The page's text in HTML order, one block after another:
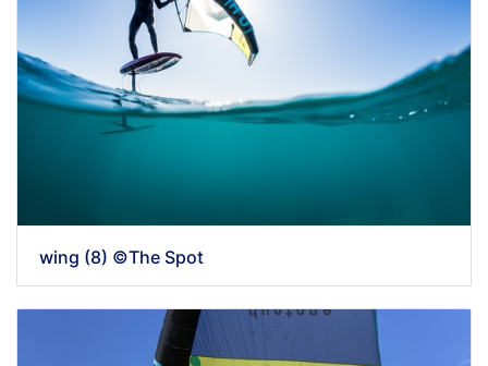
wing (8) ©The Spot